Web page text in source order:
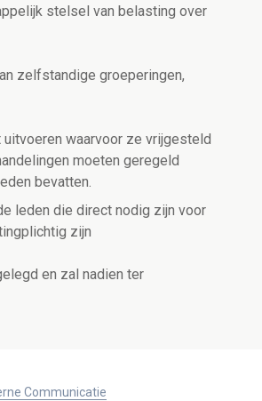
stelsel van belasting over
zelfstandige groeperingen,
waarvoor ze vrijgesteld
moeten geregeld
bevatten.
leden die direct nodig zijn voor
zijn
en zal nadien ter
Communicatie